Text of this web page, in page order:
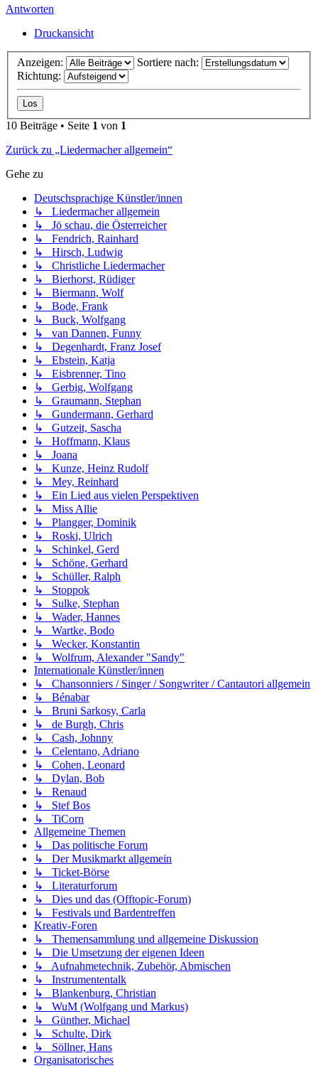
Antworten
Druckansicht
Anzeigen:
Sortiere nach:
Richtung:
10 Beiträge • Seite 1 von 1
Zurück zu „Liedermacher allgemein“
Gehe zu
Deutschsprachige Künstler/innen
↳ Liedermacher allgemein
↳ Jö schau, die Österreicher
↳ Fendrich, Rainhard
↳ Hirsch, Ludwig
↳ Christliche Liedermacher
↳ Bierhorst, Rüdiger
↳ Biermann, Wolf
↳ Bode, Frank
↳ Buck, Wolfgang
↳ van Dannen, Funny
↳ Degenhardt, Franz Josef
↳ Ebstein, Katja
↳ Eisbrenner, Tino
↳ Gerbig, Wolfgang
↳ Graumann, Stephan
↳ Gundermann, Gerhard
↳ Gutzeit, Sascha
↳ Hoffmann, Klaus
↳ Joana
↳ Kunze, Heinz Rudolf
↳ Mey, Reinhard
↳ Ein Lied aus vielen Perspektiven
↳ Miss Allie
↳ Plangger, Dominik
↳ Roski, Ulrich
↳ Schinkel, Gerd
↳ Schöne, Gerhard
↳ Schüller, Ralph
↳ Stoppok
↳ Sulke, Stephan
↳ Wader, Hannes
↳ Wartke, Bodo
↳ Wecker, Konstantin
↳ Wolfrum, Alexander "Sandy"
Internationale Künstler/innen
↳ Chansonniers / Singer / Songwriter / Cantautori allgemein
↳ Bénabar
↳ Bruni Sarkosy, Carla
↳ de Burgh, Chris
↳ Cash, Johnny
↳ Celentano, Adriano
↳ Cohen, Leonard
↳ Dylan, Bob
↳ Renaud
↳ Stef Bos
↳ TiCorn
Allgemeine Themen
↳ Das politische Forum
↳ Der Musikmarkt allgemein
↳ Ticket-Börse
↳ Literaturforum
↳ Dies und das (Offtopic-Forum)
↳ Festivals und Bardentreffen
Kreativ-Foren
↳ Themensammlung und allgemeine Diskussion
↳ Die Umsetzung der eigenen Ideen
↳ Aufnahmetechnik, Zubehör, Abmischen
↳ Instrumententalk
↳ Blankenburg, Christian
↳ WuM (Wolfgang und Markus)
↳ Günther, Michael
↳ Schulte, Dirk
↳ Söllner, Hans
Organisatorisches